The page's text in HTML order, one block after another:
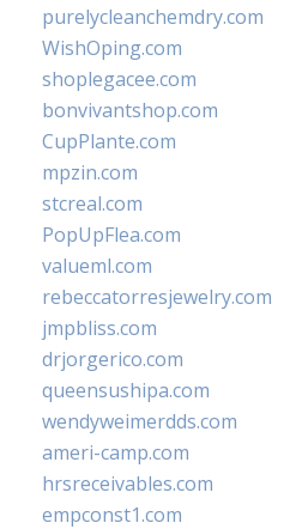
purelycleanchemdry.com
WishOping.com
shoplegacee.com
bonvivantshop.com
CupPlante.com
mpzin.com
stcreal.com
PopUpFlea.com
valueml.com
rebeccatorresjewelry.com
jmpbliss.com
drjorgerico.com
queensushipa.com
wendyweimerdds.com
ameri-camp.com
hrsreceivables.com
empconst1.com